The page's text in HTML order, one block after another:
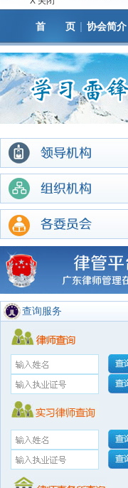
首 页 | 协会简介
查询服务